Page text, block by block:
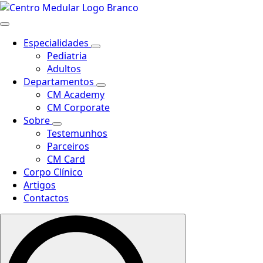
Especialidades
Pediatria
Adultos
Departamentos
CM Academy
CM Corporate
Sobre
Testemunhos
Parceiros
CM Card
Corpo Clínico
Artigos
Contactos